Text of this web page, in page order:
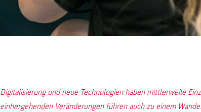
Digitalisierung und neue Technologien haben mittlerweile
einhergehenden Veränderungen führen auch zu einem